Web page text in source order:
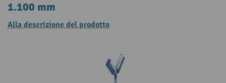
1.100 mm
Alla descrizione del prodotto